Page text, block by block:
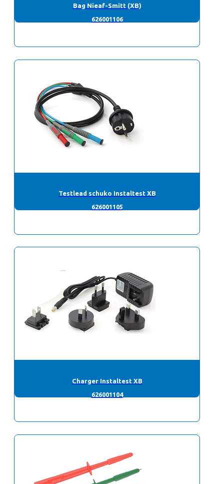
Bag Nieaf-Smitt (XB)
626001106
Testlead schuko Instaltest XB
626001105
Charger Instaltest XB
626001104